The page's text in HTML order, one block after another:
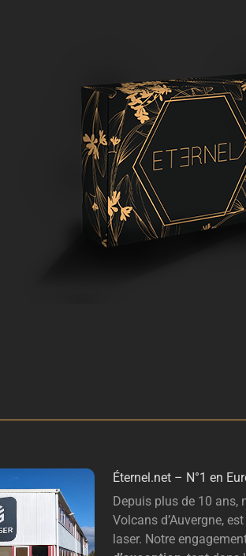
Éternel.net – N°1 en
Depuis plus de 10 ans,
Volcans d’Auvergne,
laser. Notre